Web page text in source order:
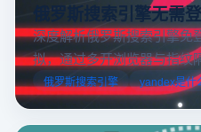
俄罗斯搜索引擎无需
深度解析俄罗斯搜索引擎免
拟，通过多开浏览器与指纹
跨境电商本土化运营。
俄罗斯搜索引擎 yandex是什